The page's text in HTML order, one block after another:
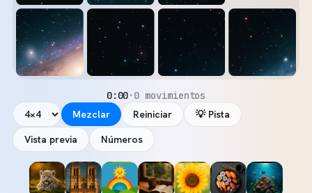
0:00· 0 movimientos
Mezclar
Reiniciar
💡 Pista
Vista previa
Números